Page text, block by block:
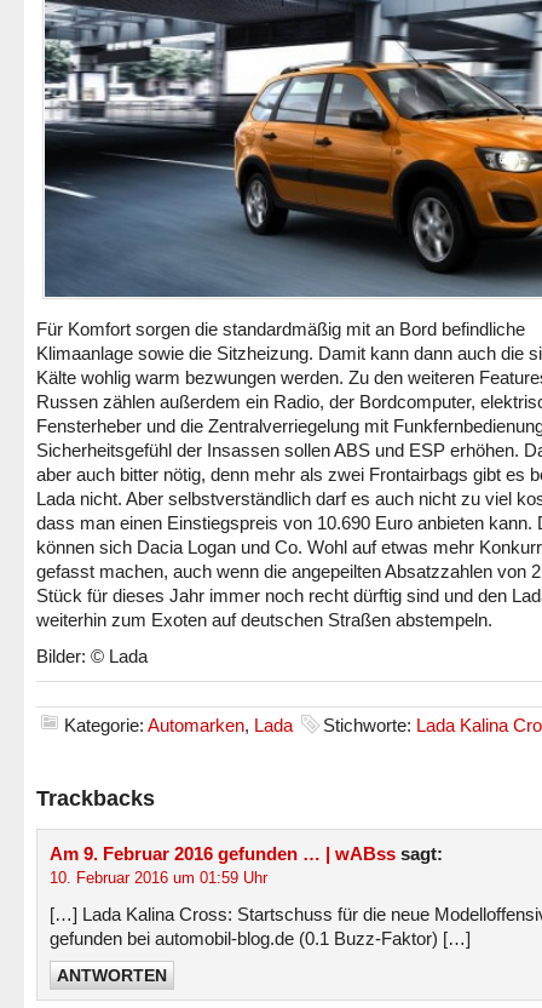
Für Komfort sorgen die standardmäßig mit an Bord befindliche
Klimaanlage sowie die Sitzheizung. Damit kann dann auch die
Kälte wohlig warm bezwungen werden. Zu den weiteren
Russen zählen außerdem ein Radio, der Bordcomputer,
Fensterheber und die Zentralverriegelung mit
Sicherheitsgefühl der Insassen sollen ABS und ESP erhöhen.
aber auch bitter nötig, denn mehr als zwei Frontairbags gibt es
Lada nicht. Aber selbstverständlich darf es auch nicht zu viel
dass man einen Einstiegspreis von 10.690 Euro anbieten kann.
können sich Dacia Logan und Co. Wohl auf etwas mehr
gefasst machen, auch wenn die angepeilten Absatzzahlen von
Stück für dieses Jahr immer noch recht dürftig sind und den
weiterhin zum Exoten auf deutschen Straßen abstempeln.
Bilder: © Lada
Kategorie: Automarken, Lada Stichworte: Lada Kalina
Trackbacks
Am 9. Februar 2016 gefunden … | wABss sagt:
10. Februar 2016 um 01:59 Uhr
[…] Lada Kalina Cross: Startschuss für die neue
gefunden bei automobil-blog.de (0.1 Buzz-Faktor) […]
ANTWORTEN